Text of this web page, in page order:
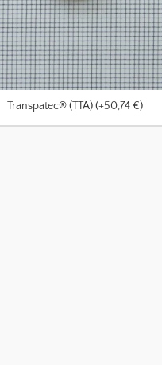
Transpatec® (TTA) (+50,74 €)